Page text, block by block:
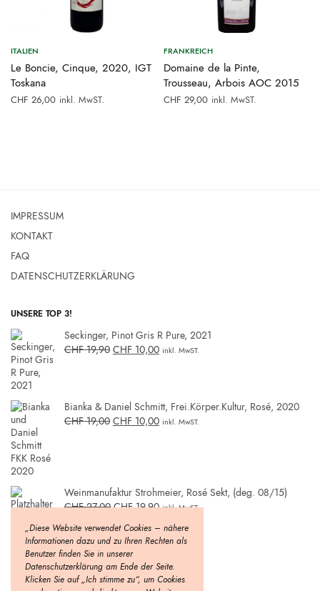
ITALIEN
Le Boncie, Cinque, 2020, IGT
Toskana
CHF 26,00 inkl. MwST.
FRANKREICH
Domaine de la Pinte,
Trousseau, Arbois AOC 2015
CHF 29,00 inkl. MwST.
IMPRESSUM
KONTAKT
FAQ
DATENSCHUTZERKLÄRUNG
UNSERE TOP 3!
Seckinger, Pinot Gris R Pure, 2021
CHF19,90 CHF 10,00 inkl. MwST.
Bianka & Daniel Schmitt, Frei.Körper.Kultur, Rosé, 2020
CHF19,00 CHF 10,00 inkl. MwST.
Weinmanufaktur Strohmeier, Rosé Sekt, (deg. 08/15)
CHF27,00 CHF19,90 inkl. MwST.
„Diese Website verwendet Cookies – nähere
Informationen dazu und zu Ihren Rechten als
Benutzer finden Sie in unserer
Datenschutzerklärung am Ende der Seite.
Klicken Sie auf „Ich stimme zu“, um Cookies